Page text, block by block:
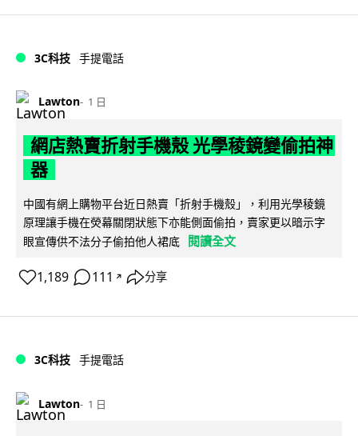
3C科技 手提電話
Lawton 1 日
網店熱賣折射手機殼 光學稜鏡變偷拍神
器
中國有網上購物平台近日熱賣「折射手機殼」，利用光學稜鏡
原理讓手機在熒幕關閉狀態下亦能側面偷拍，賣家更以暗示字
眼宣傳供不法分子偷拍他人裙底 閱讀全文
1,189 111 ↗ 分享
3C科技 手提電話
Lawton 1 日